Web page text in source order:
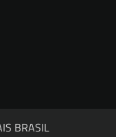
BRASIL